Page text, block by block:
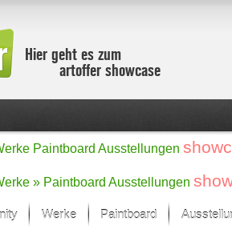
Hier geht es zum
artoffer showcase
Paintboard Ausstellungen
» Paintboard Ausstellungen
Werke Paintboard